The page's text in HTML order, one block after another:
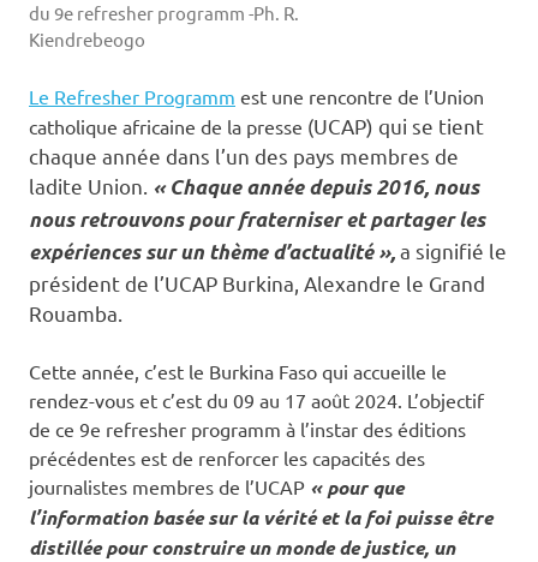
du 9e refresher programm -Ph. R.
Kiendrebeogo
Le Refresher Programm est une rencontre de l’Union
catholique africaine de la presse (UCAP) qui se tient
chaque année dans l’un des pays membres de
ladite Union. « Chaque année depuis 2016, nous
nous retrouvons pour fraterniser et partager les
expériences sur un thème d’actualité »,a signifié le
président de l’UCAP Burkina, Alexandre le Grand
Rouamba.
Cette année, c’est le Burkina Faso qui accueille le
rendez-vous et c’est du 09 au 17 août 2024. L’objectif
de ce 9e refresher programm à l’instar des éditions
précédentes est de renforcer les capacités des
journalistes membres de l’UCAP « pour que
l’information basée sur la vérité et la foi puisse être
distillée pour construire un monde de justice, un